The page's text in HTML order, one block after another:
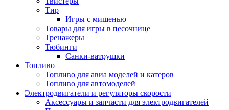
Тир
Игры с мишенью
Товары для игры в песочнице
Тренажеры
Тюбинги
Санки-ватрушки
Топливо
Топливо для авиа моделей и катеров
Топливо для автомоделей
Электродвигатели и регуляторы скорости
Аксессуары и запчасти для электродвигателей